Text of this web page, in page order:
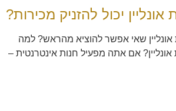
אונליין יכול להזניק מכירות?
אונליין שאי אפשר להוציא מהראש? למה
אונליין? אם אתה מפעיל חנות אינטרנטית –